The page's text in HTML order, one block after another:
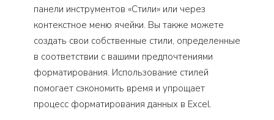
панели инструментов «Стили» или через
контекстное меню ячейки. Вы также можете
создать свои собственные стили, определенные
в соответствии с вашими предпочтениями
форматирования. Использование стилей
помогает сэкономить время и упрощает
процесс форматирования данных в Excel.